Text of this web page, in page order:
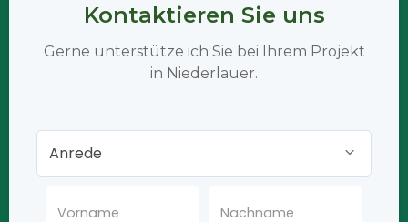
Kontaktieren Sie uns
Gerne unterstütze ich Sie bei Ihrem Projekt
in Niederlauer.